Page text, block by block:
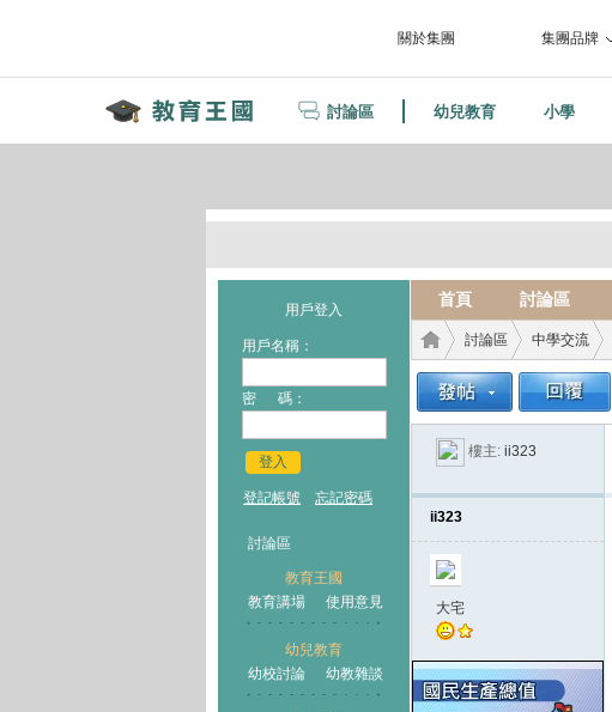
關於集團 集團品牌
討論區 幼兒教育 小學
用戶登入
用戶名稱：
密 碼：
登入
登記帳號 忘記密碼
討論區
教育王國
教育講場
使用意見
幼兒教育
幼校討論
幼教雜談
首頁 討論區
教育
王國
›
討論區 中學交流
樓主: ii323
ii323
大宅